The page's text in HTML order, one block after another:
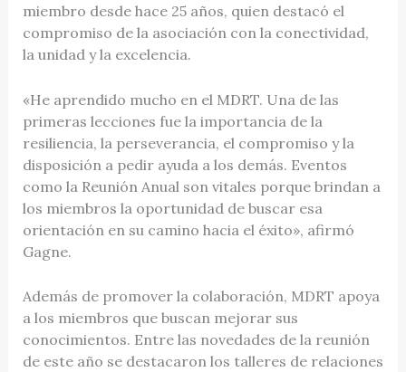
miembro desde hace 25 años, quien destacó el
compromiso de la asociación con la conectividad,
la unidad y la excelencia.
«He aprendido mucho en el MDRT. Una de las
primeras lecciones fue la importancia de la
resiliencia, la perseverancia, el compromiso y la
disposición a pedir ayuda a los demás. Eventos
como la Reunión Anual son vitales porque brindan a
los miembros la oportunidad de buscar esa
orientación en su camino hacia el éxito», afirmó
Gagne.
Además de promover la colaboración, MDRT apoya
a los miembros que buscan mejorar sus
conocimientos. Entre las novedades de la reunión
de este año se destacaron los talleres de relaciones